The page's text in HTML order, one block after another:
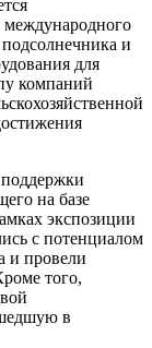
международного
и
для
компаний
на базе
экспозиции
с потенциалом
и провели
того,
в